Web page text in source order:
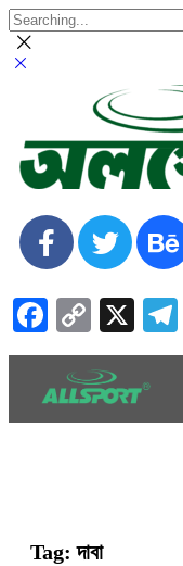
Facebook
Copy
Link
X
Tag:দাবা